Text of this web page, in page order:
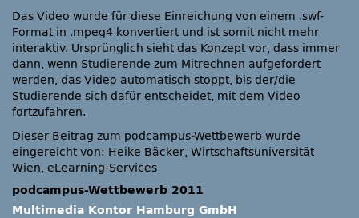
Das Video wurde für diese Einreichung von einem .swf-
Format in .mpeg4 konvertiert und ist somit nicht mehr
interaktiv. Ursprünglich sieht das Konzept vor, dass immer
dann, wenn Studierende zum Mitrechnen aufgefordert
werden, das Video automatisch stoppt, bis der/die
Studierende sich dafür entscheidet, mit dem Video
fortzufahren.
Dieser Beitrag zum podcampus-Wettbewerb wurde
eingereicht von: Heike Bäcker, Wirtschaftsuniversität
Wien, eLearning-Services
podcampus-Wettbewerb 2011
Multimedia Kontor Hamburg GmbH